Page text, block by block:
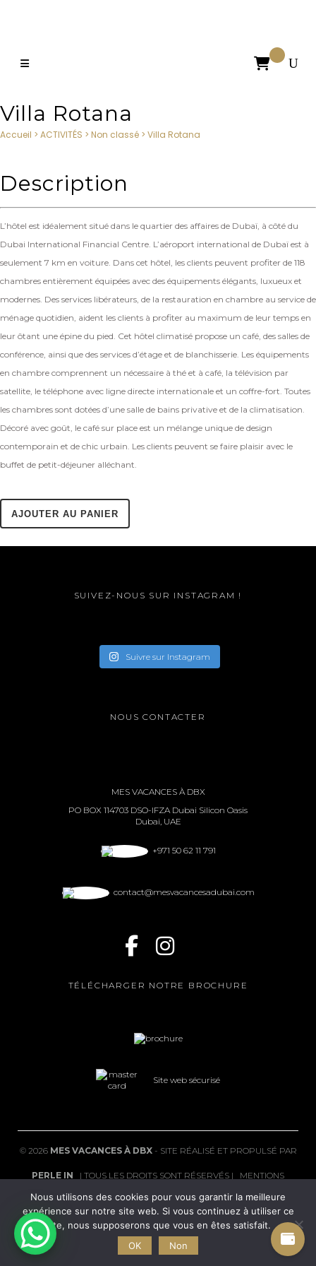

Villa Rotana
Accueil > ACTIVITÉS > Non classé > Villa Rotana
Description
L’hôtel est idéalement situé dans le quartier des affaires de Dubaï, à côté du
Dubai International Financial Centre. L’aéroport international de Dubaï est à
seulement 7 km en voiture. Dans cet hôtel, les clients peuvent profiter de 118
chambres entièrement équipées avec des équipements élégants, luxueux et
modernes. Des services libérateurs, de la restauration en chambre au service de
ménage quotidien, aident les clients à profiter au maximum de leur temps en
leur ôtant une épine du pied. Cet hôtel climatisé propose un café, des salles de
conférence, ainsi que des services d’étage et de blanchisserie. Les équipements
en chambre comprennent un nécessaire à thé et à café, la télévision par
satellite, le téléphone avec ligne directe internationale et un coffre-fort. Toutes
les chambres sont dotées d’une salle de bains privative et de la climatisation.
Décoré avec goût, le café sur place est un mélange unique de design
contemporain et de chic urbain. Les clients peuvent se faire plaisir avec le
buffet de petit-déjeuner alléchant.
AJOUTER AU PANIER
SUIVEZ-NOUS SUR INSTAGRAM !
Suivre sur Instagram
NOUS CONTACTER
MES VACANCES À DBX
PO BOX 114703 DSO-IFZA Dubai Silicon Oasis
Dubai, UAE
+971 50 62 11 791
contact@mesvacancesadubai.com
TÉLÉCHARGER NOTRE BROCHURE
Site web sécurisé
© 2026 MES VACANCES À DBX- SITE RÉALISÉ ET PROPULSÉ PAR
PERLE IN | TOUS LES DROITS SONT RÉSERVÉS | MENTIONS
LÉGALES| FAQ
POLITIQUE DE CONFIDENTIALITÉ|CGV| CONDITIONS DE
REMBOURSEMENT
Nous utilisons des cookies pour vous garantir la meilleure
expérience sur notre site web. Si vous continuez à utiliser ce
site, nous supposerons que vous en êtes satisfait.
OK
Non